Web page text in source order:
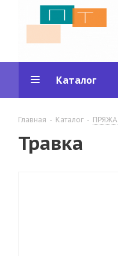
Каталог
Главная - Каталог - ПРЯЖА
Травка